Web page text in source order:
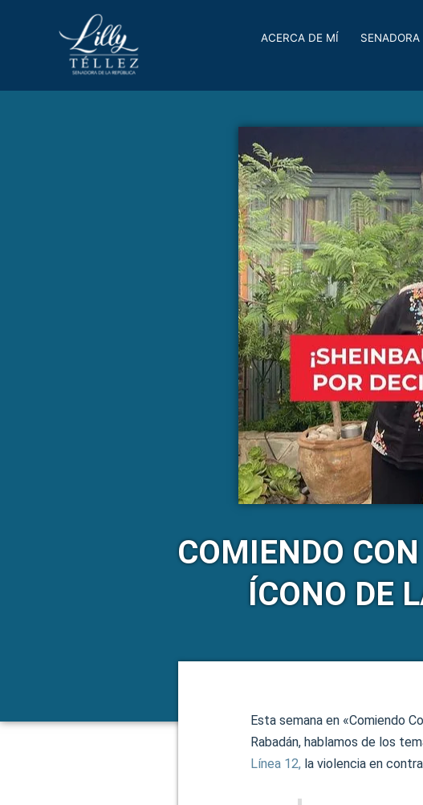
ACERCA DE MÍ SENADORA
COMIENDO
ÍCONO DE
Esta semana en «Comiendo
Rabadán, hablamos de los
Línea 12, la violencia en